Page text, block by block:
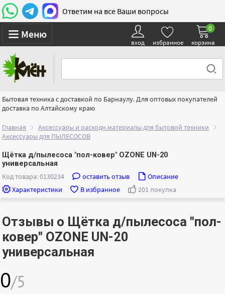
Ответим на все Ваши вопросы
Меню
вход избранное корзина
0
Бытовая техника с доставкой по Барнаулу. Для оптовых покупателей
доставка по Алтайскому краю
Главная
Аксессуары и расходн.материалы для бытовой техники
Аксессуары для ПЫЛЕСОСОВ
Щётка д/пылесоса "пол-ковер" OZONE UN-20
универсальная
Код товара: 0130234 оставить отзыв
Описание
Характеристики
В избранное 201 покупка
Отзывы о Щётка д/пылесоса "пол-
ковер" OZONE UN-20
универсальная
0/5